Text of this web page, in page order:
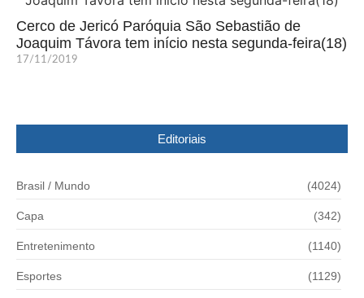
Cerco de Jericó Paróquia São Sebastião de
Joaquim Távora tem início nesta segunda-feira(18)
17/11/2019
Editoriais
Brasil / Mundo (4024)
Capa (342)
Entretenimento (1140)
Esportes (1129)